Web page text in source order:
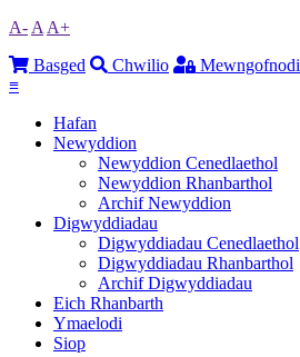
A- A A+
Basged
Chwilio
Mewngofnodi
≡
Hafan
Newyddion
Newyddion Cenedlaethol
Newyddion Rhanbarthol
Archif Newyddion
Digwyddiadau
Digwyddiadau Cenedlaethol
Digwyddiadau Rhanbarthol
Archif Digwyddiadau
Eich Rhanbarth
Ymaelodi
Siop